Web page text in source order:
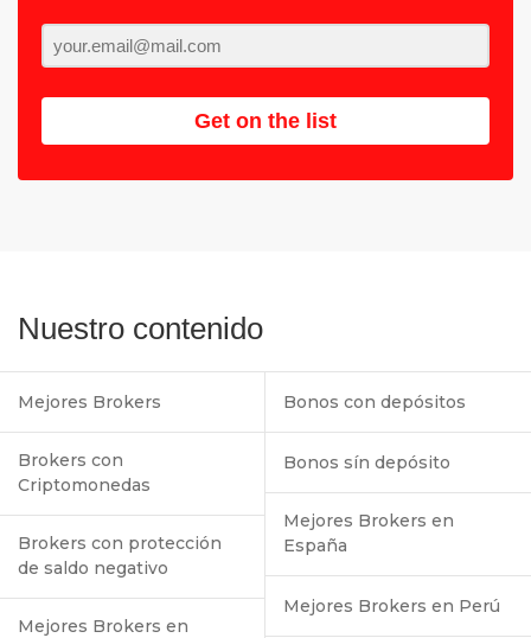
Get on the list
Nuestro contenido
Mejores Brokers
Brokers con
Criptomonedas
Brokers con protección
de saldo negativo
Mejores Brokers en
Bonos con depósitos
Bonos sín depósito
Mejores Brokers en
España
Mejores Brokers en Perú